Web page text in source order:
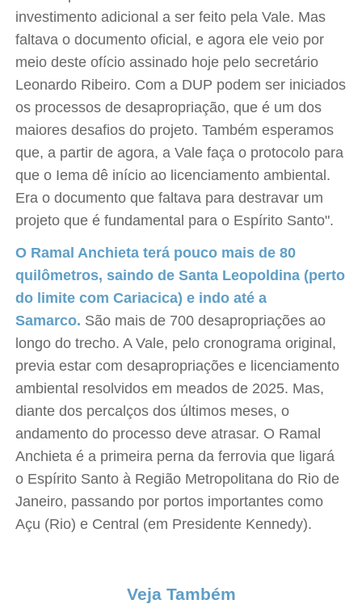
investimento adicional a ser feito pela Vale. Mas
faltava o documento oficial, e agora ele veio por
meio deste ofício assinado hoje pelo secretário
Leonardo Ribeiro. Com a DUP podem ser iniciados
os processos de desapropriação, que é um dos
maiores desafios do projeto. Também esperamos
que, a partir de agora, a Vale faça o protocolo para
que o Iema dê início ao licenciamento ambiental.
Era o documento que faltava para destravar um
projeto que é fundamental para o Espírito Santo".
O Ramal Anchieta terá pouco mais de 80
quilômetros, saindo de Santa Leopoldina (perto
do limite com Cariacica) e indo até a
Samarco. São mais de 700 desapropriações ao
longo do trecho. A Vale, pelo cronograma original,
previa estar com desapropriações e licenciamento
ambiental resolvidos em meados de 2025. Mas,
diante dos percalços dos últimos meses, o
andamento do processo deve atrasar. O Ramal
Anchieta é a primeira perna da ferrovia que ligará
o Espírito Santo à Região Metropolitana do Rio de
Janeiro, passando por portos importantes como
Açu (Rio) e Central (em Presidente Kennedy).
Veja Também